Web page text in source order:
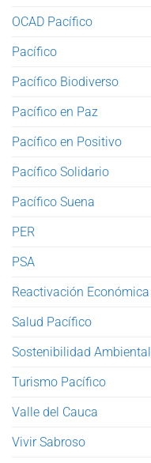
OCAD Pacífico
Pacífico
Pacífico Biodiverso
Pacífico en Paz
Pacífico en Positivo
Pacífico Solidario
Pacífico Suena
PER
PSA
Reactivación Económica
Salud Pacífico
Sostenibilidad Ambiental
Turismo Pacífico
Valle del Cauca
Vivir Sabroso